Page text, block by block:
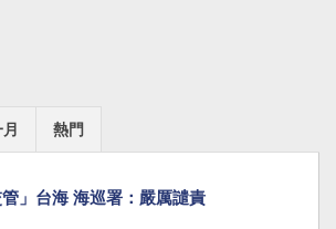
熱門
」台海 海巡署：嚴厲譴責